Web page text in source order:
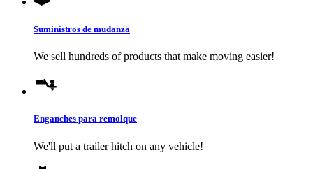
Suministros de mudanza
We sell hundreds of products that make moving easier!
Enganches para remolque
We'll put a trailer hitch on any vehicle!